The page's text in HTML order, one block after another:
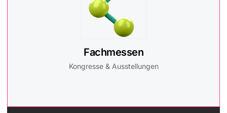
Fachmessen
Kongresse & Ausstellungen